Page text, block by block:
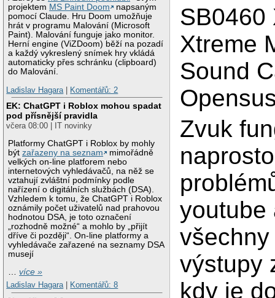
projektem MS Paint Doom
napsaným
pomocí Claude. Hru Doom umožňuje
hrát v programu Malování (Microsoft
Paint). Malování funguje jako monitor.
Herní engine (ViZDoom) běží na pozadí
a každý vykreslený snímek hry vkládá
automaticky přes schránku (clipboard)
do Malování.
Ladislav Hagara
Komentářů: 2
EK: ChatGPT i Roblox mohou spadat
pod přísnější pravidla
včera 08:00 | IT novinky
Platformy ChatGPT i Roblox by mohly
býtzařazeny na seznam
mimořádně
velkých on-line platforem nebo
internetových vyhledávačů, na něž se
vztahují zvláštní podmínky podle
nařízení o digitálních službách (DSA).
Vzhledem k tomu, že ChatGPT i Roblox
oznámily počet uživatelů nad prahovou
hodnotou DSA, je toto označení
„rozhodně možné“ a mohlo by „přijít
dříve či později“. On-line platformy a
vyhledávače zařazené na seznamy DSA
musejí
…více »
Ladislav Hagara| Komentářů: 8
SB0460
Xtreme
Sound
Zvuk
youtube
výstupy
kdy je